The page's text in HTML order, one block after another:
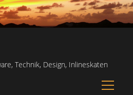
Technik, Design, Inlineskaten
open
menu